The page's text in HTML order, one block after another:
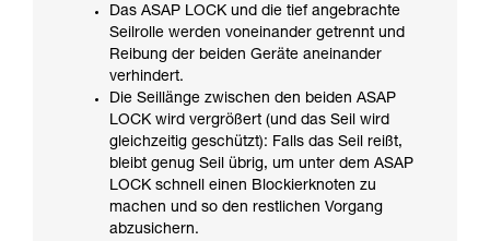
Das ASAP LOCK und die tief angebrachte
Seilrolle werden voneinander getrennt und
Reibung der beiden Geräte aneinander
verhindert.
Die Seillänge zwischen den beiden ASAP
LOCK wird vergrößert (und das Seil wird
gleichzeitig geschützt): Falls das Seil reißt,
bleibt genug Seil übrig, um unter dem ASAP
LOCK schnell einen Blockierknoten zu
machen und so den restlichen Vorgang
abzusichern.